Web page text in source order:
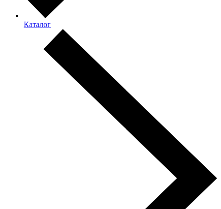
Каталог